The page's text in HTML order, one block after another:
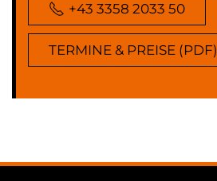
+43 3358 2033 50
TERMINE & PREISE (PDF)